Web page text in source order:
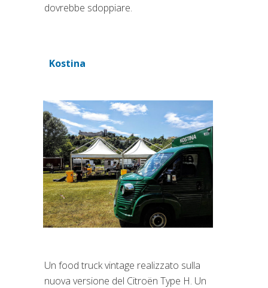
dovrebbe sdoppiare.
Kostina
(si apre in una nuova scheda)
Un food truck vintage realizzato sulla
nuova versione del Citroën Type H. Un